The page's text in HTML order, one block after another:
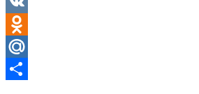
VK
Odnoklassniki
Mail.Ru